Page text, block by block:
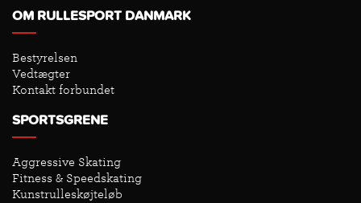
OM RULLESPORT DANMARK
Bestyrelsen
Vedtægter
Kontakt forbundet
SPORTSGRENE
Aggressive Skating
Fitness & Speedskating
Kunstrulleskøjteløb